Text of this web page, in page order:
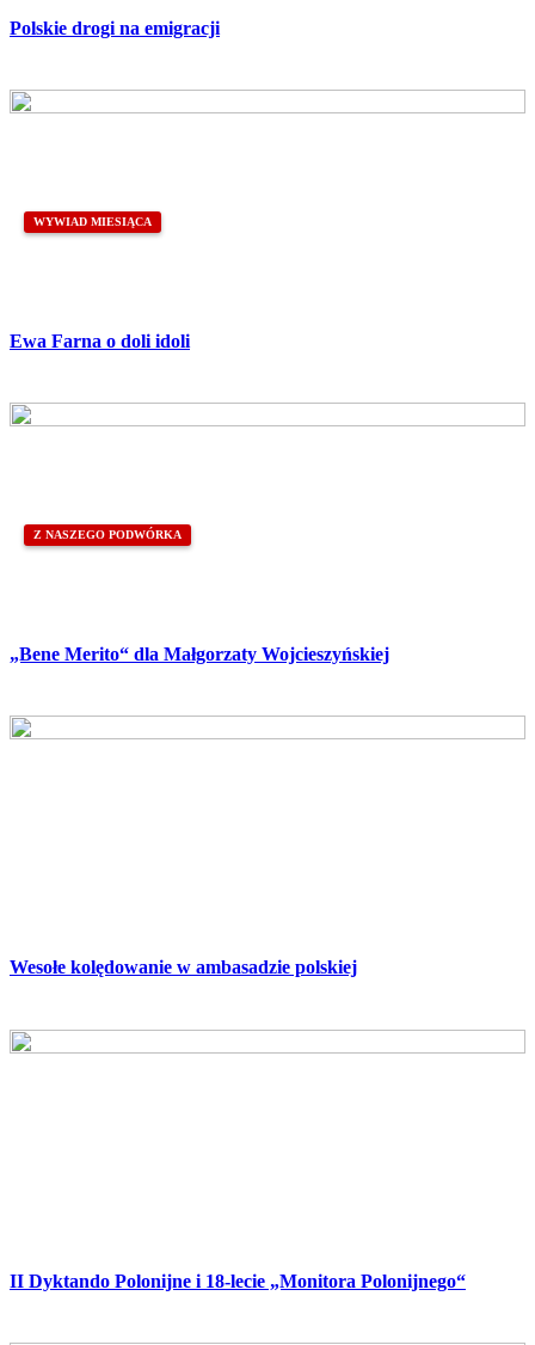
Polskie drogi na emigracji
WYWIAD MIESIĄCA
Ewa Farna o doli idoli
Z NASZEGO PODWÓRKA
„Bene Merito“ dla Małgorzaty Wojcieszyńskiej
Wesołe kolędowanie w ambasadzie polskiej
II Dyktando Polonijne i 18-lecie „Monitora Polonijnego“